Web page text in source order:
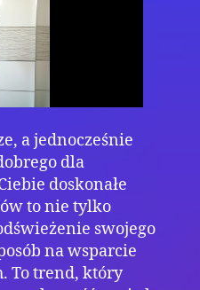
a jednocześnie
dla
doskonałe
to nie tylko
swojego
na wsparcie
To trend, który